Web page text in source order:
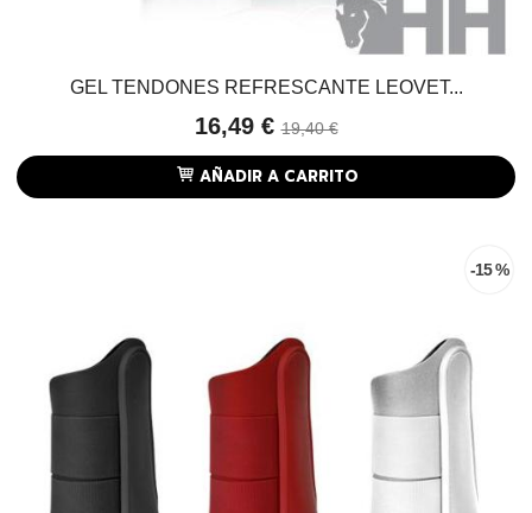
GEL TENDONES REFRESCANTE LEOVET...
16,49 €19,40 €
AÑADIR A CARRITO
-15 %